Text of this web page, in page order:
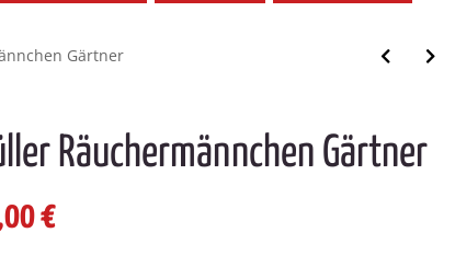
Gärtner
Räuchermännchen Gärtner
€